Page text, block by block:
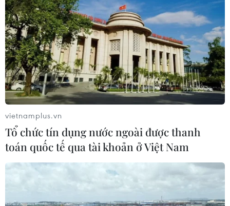
vietnamplus.vn
Tổ chức tín dụng nước ngoài được thanh
toán quốc tế qua tài khoản ở Việt Nam